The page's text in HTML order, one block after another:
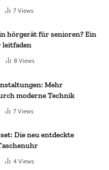
7 Views
hörgerät für senioren? Ein
leitfaden
8 Views
Mehr
moderne Technik
7 Views
Die neu entdeckte
4 Views